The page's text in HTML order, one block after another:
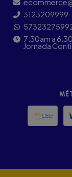
3123209999
7:30am a
Jornada